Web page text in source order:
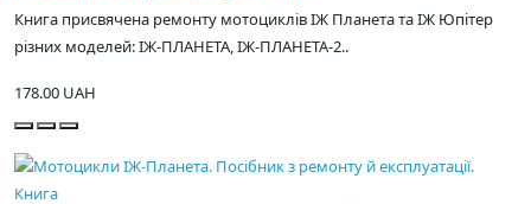
Книга присвячена ремонту мотоциклів ІЖ Планета та ІЖ Юпітер
різних моделей: ІЖ-ПЛАНЕТА, ІЖ-ПЛАНЕТА-2..
178.00 UAH